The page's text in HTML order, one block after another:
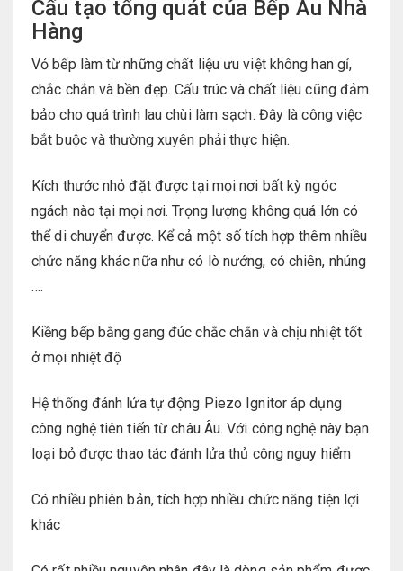
Cấu tạo tổng quát của Bếp Âu Nhà
Hàng
Vỏ bếp làm từ những chất liệu ưu việt không han gỉ,
chắc chắn và bền đẹp. Cấu trúc và chất liệu cũng đảm
bảo cho quá trình lau chùi làm sạch. Đây là công việc
bắt buộc và thường xuyên phải thực hiện.
Kích thước nhỏ đặt được tại mọi nơi bất kỳ ngóc
ngách nào tại mọi nơi. Trọng lượng không quá lớn có
thể di chuyển được. Kể cả một số tích hợp thêm nhiều
chức năng khác nữa như có lò nướng, có chiên, nhúng
….
Kiềng bếp bằng gang đúc chắc chắn và chịu nhiệt tốt
ở mọi nhiệt độ
Hệ thống đánh lửa tự động Piezo Ignitor áp dụng
công nghệ tiên tiến từ châu Âu. Với công nghệ này bạn
loại bỏ được thao tác đánh lửa thủ công nguy hiểm
Có nhiều phiên bản, tích hợp nhiều chức năng tiện lợi
khác